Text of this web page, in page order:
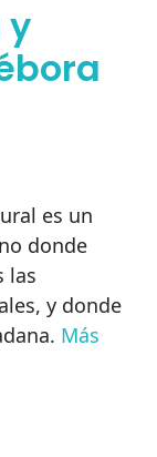
y
es un
donde
las
y donde
Más